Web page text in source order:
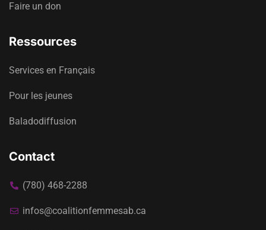
Faire un don
Ressources
Services en Français
Pour les jeunes
Baladodiffusion
Contact
(780) 468-2288
infos@coalitionfemmesab.ca